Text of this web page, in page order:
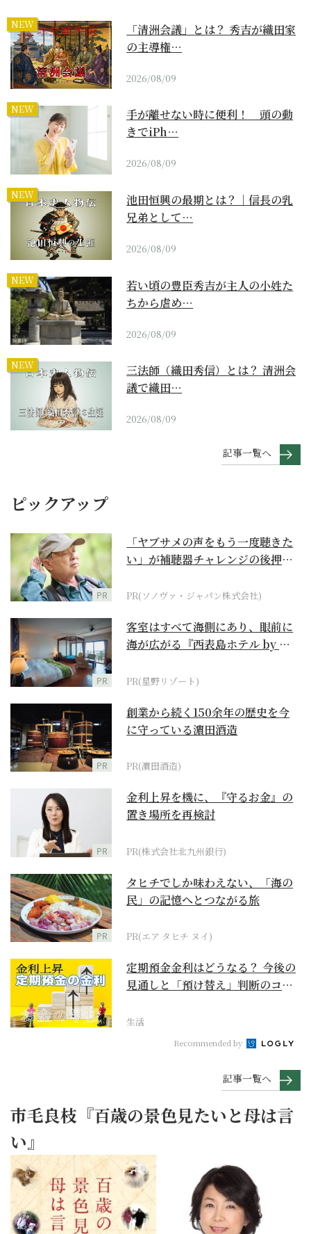
NEW
「清洲会議」とは？ 秀吉が織田家
の主導権…
2026/08/09
NEW
手が離せない時に便利！ 頭の動
きでiPh…
2026/08/09
NEW
池田恒興の最期とは？｜信長の乳
兄弟として…
2026/08/09
NEW
若い頃の豊臣秀吉が主人の小姓た
ちから虐め…
2026/08/09
NEW
三法師（織田秀信）とは？ 清洲会
議で織田…
2026/08/09
記事一覧へ
ピックアップ
PR
「ヤブサメの声をもう一度聴きた
い」が補聴器チャレンジの後押し
PR(ソノヴァ・ジャパン株式会社)
PR
客室はすべて海側にあり、眼前に
海が広がる『西表島ホテル by 星
PR(星野リゾート)
PR
創業から続く150余年の歴史を今
に守っている濵田酒造
PR(濵田酒造)
PR
金利上昇を機に、『守るお金』の
置き場所を再検討
PR(株式会社北九州銀行)
PR
タヒチでしか味わえない、「海の
民」の記憶へとつながる旅
PR(エア タヒチ ヌイ)
定期預金金利はどうなる？ 今後の
見通しと「預け替え」判断のコツ
生活
Recommended by
記事一覧へ
市毛良枝『百歳の景色見たいと母は言
い』